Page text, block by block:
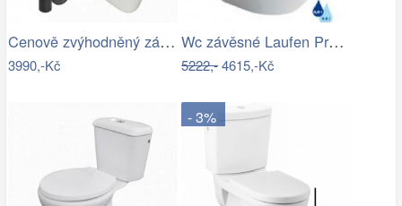
Cenově zvýhodněný závěsný WC set Jika k…
3990,-Kč
Wc závěsné Laufen Pro zadní odpad…
5222,-4615,-Kč
- 3%